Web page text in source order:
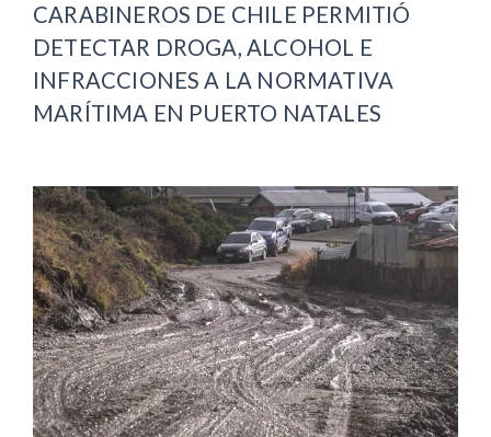
CARABINEROS DE CHILE PERMITIÓ
DETECTAR DROGA, ALCOHOL E
INFRACCIONES A LA NORMATIVA
MARÍTIMA EN PUERTO NATALES